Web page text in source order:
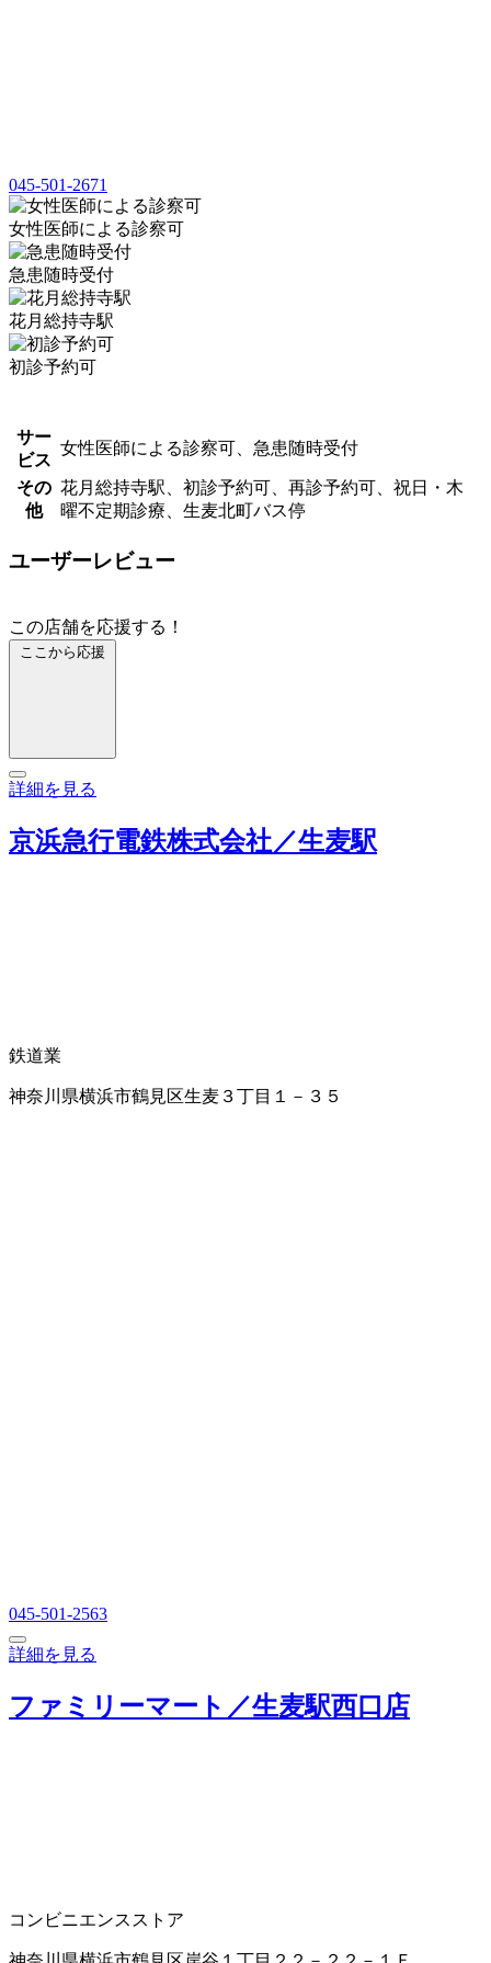
045-501-2671
女性医師による診察可
急患随時受付
花月総持寺駅
初診予約可
サー
ビス
女性医師による診察可、急患随時受付
その
他
花月総持寺駅、初診予約可、再診予約可、祝日・木
曜不定期診療、生麦北町バス停
ユーザーレビュー
この店舗を応援する！
ここから応援
詳細を見る
京浜急行電鉄株式会社／生麦駅
鉄道業
神奈川県横浜市鶴見区生麦３丁目１－３５
045-501-2563
詳細を見る
ファミリーマート／生麦駅西口店
コンビニエンスストア